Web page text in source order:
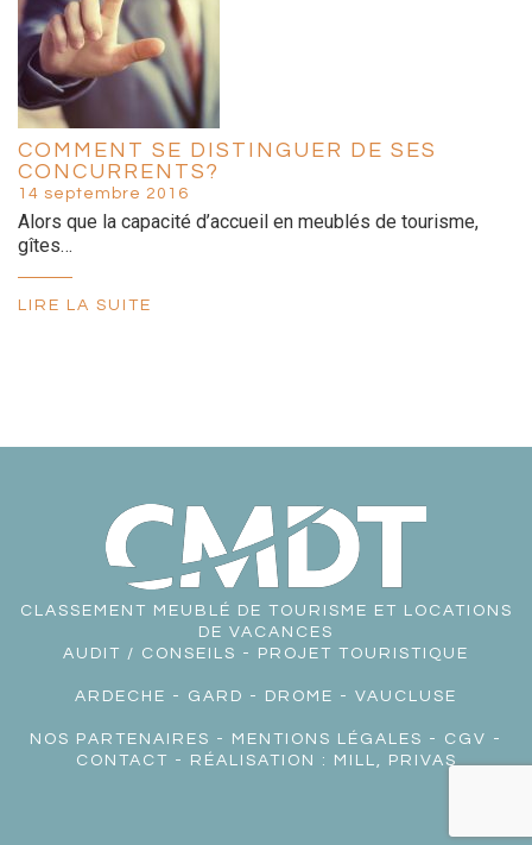
COMMENT SE DISTINGUER DE SES
CONCURRENTS?
14 septembre 2016
Alors que la capacité d’accueil en meublés de tourisme,
gîtes…
LIRE LA SUITE
CLASSEMENT MEUBLÉ DE TOURISME ET LOCATIONS
DE VACANCES
AUDIT / CONSEILS - PROJET TOURISTIQUE
ARDECHE - GARD - DROME - VAUCLUSE
NOS PARTENAIRES - MENTIONS LÉGALES - CGV -
CONTACT - RÉALISATION : MILL, PRIVAS